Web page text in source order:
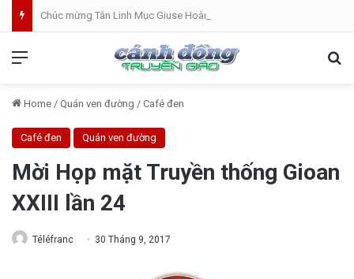
Home / Quán ven đường / Café đen
Café đen Quán ven đường
Mời Họp mặt Truyền thống Gioan
XXIII lần 24
Téléfranc 30 Tháng 9, 2017